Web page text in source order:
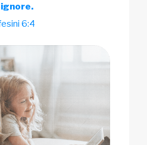
6:4